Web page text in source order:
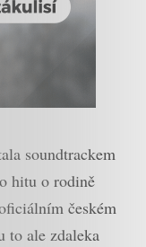
soundtrackem
hitu o rodině
českém
to ale zdaleka